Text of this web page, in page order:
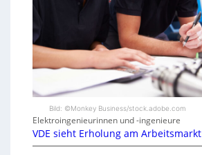
Bild: ©Monkey Business/stock.adobe.com
Elektroingenieurinnen und -ingenieure
VDE sieht Erholung am Arbeitsmarkt